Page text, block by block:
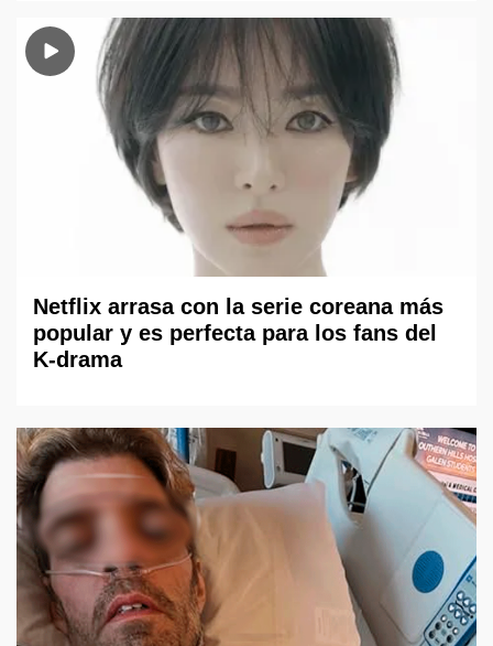
Netflix arrasa con la serie coreana más
popular y es perfecta para los fans del
K-drama